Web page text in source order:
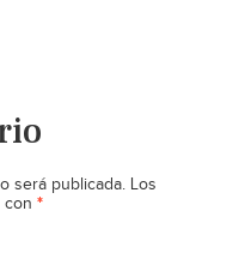
será publicada. Los
con *